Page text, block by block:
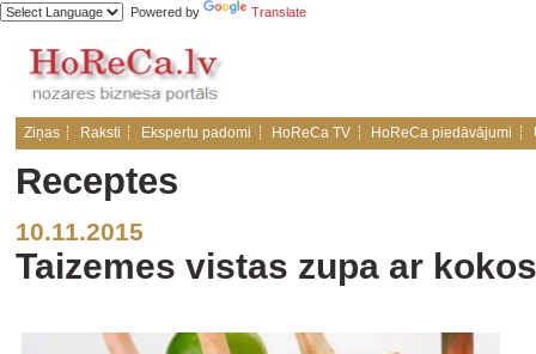
Powered by Translate
Ziņas Raksti Ekspertu padomi HoReCa TV HoReCa piedāvājumi
Receptes
10.11.2015
Taizemes vistas zupa ar